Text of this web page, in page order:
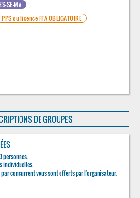
SE-MA
PPS ou licence FFA OBLIGATOIRE
DE GROUPES
personnes.
individuelles.
par concurrent vous sont offerts par l'organisateur.